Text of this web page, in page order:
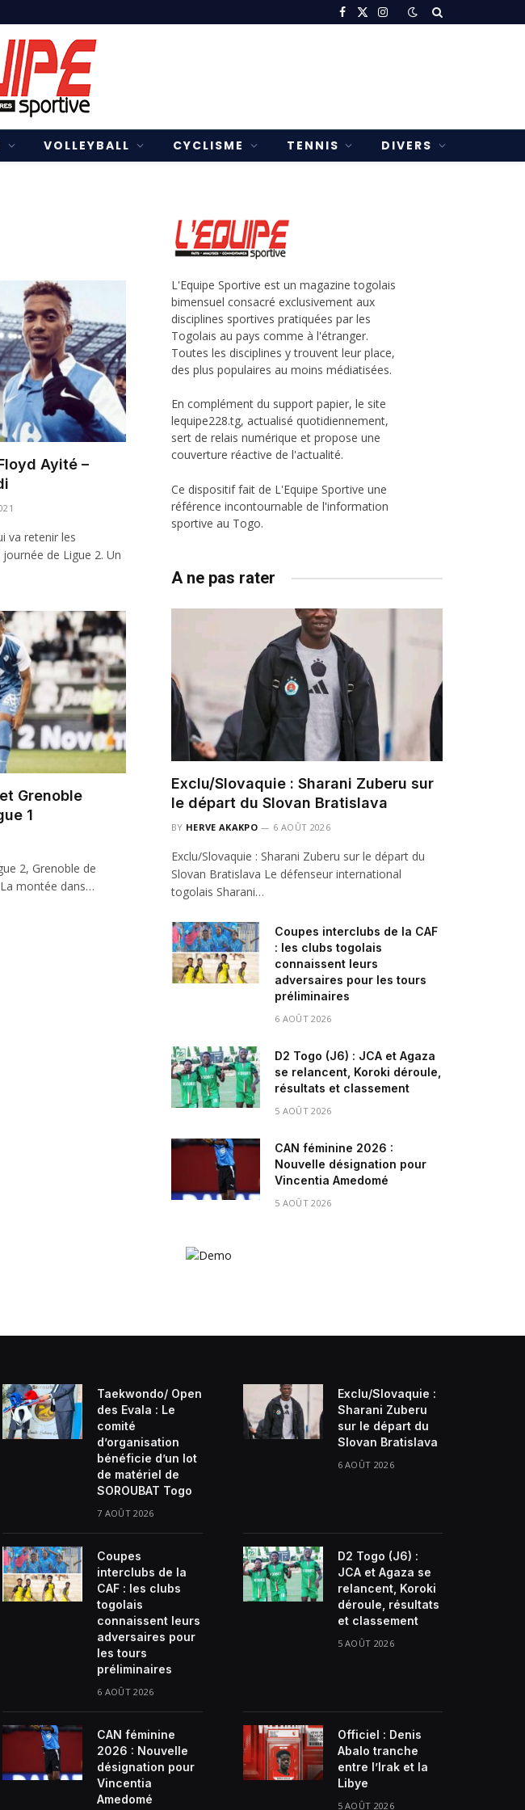
Facebook
X
Instagram
VOLLEYBALL CYCLISME TENNIS DIVERS
Ayité –
va retenir les
de Ligue 2. Un
Grenoble
1
2, Grenoble de
montée dans…
L'Equipe Sportive est un magazine togolais
bimensuel consacré exclusivement aux
disciplines sportives pratiquées par les
Togolais au pays comme à l'étranger.
Toutes les disciplines y trouvent leur place,
des plus populaires au moins médiatisées.
En complément du support papier, le site
lequipe228.tg, actualisé quotidiennement,
sert de relais numérique et propose une
couverture réactive de l'actualité.
Ce dispositif fait de L'Equipe Sportive une
référence incontournable de l'information
sportive au Togo.
A ne pas rater
Exclu/Slovaquie : Sharani Zuberu sur
le départ du Slovan Bratislava
BY HERVE AKAKPO 6 AOÛT 2026
Exclu/Slovaquie : Sharani Zuberu sur le départ du
Slovan Bratislava Le défenseur international
togolais Sharani…
Coupes interclubs de la CAF
: les clubs togolais
connaissent leurs
adversaires pour les tours
préliminaires
6 AOÛT 2026
D2 Togo (J6) : JCA et Agaza
se relancent, Koroki déroule,
résultats et classement
5 AOÛT 2026
CAN féminine 2026 :
Nouvelle désignation pour
Vincentia Amedomé
5 AOÛT 2026
Taekwondo/ Open
des Evala : Le
comité
d’organisation
bénéficie d’un lot
de matériel de
SOROUBAT Togo
7 AOÛT 2026
Exclu/Slovaquie :
Sharani Zuberu
sur le départ du
Slovan Bratislava
6 AOÛT 2026
Coupes
interclubs de la
CAF : les clubs
togolais
connaissent leurs
adversaires pour
les tours
préliminaires
6 AOÛT 2026
D2 Togo (J6) :
JCA et Agaza se
relancent, Koroki
déroule, résultats
et classement
5 AOÛT 2026
CAN féminine
2026 : Nouvelle
désignation pour
Vincentia
Amedomé
Officiel : Denis
Abalo tranche
entre l’Irak et la
Libye
5 AOÛT 2026